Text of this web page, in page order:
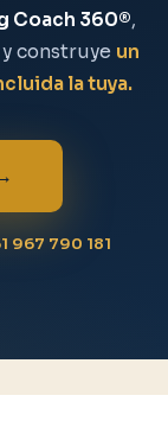
Coach 360®,
construye un
la tuya.
967 790 181